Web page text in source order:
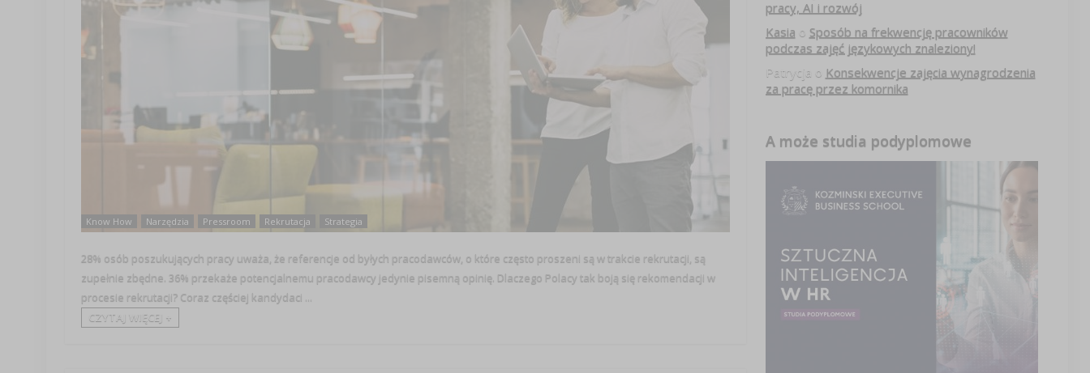
Know How Narzędzia Pressroom Rekrutacja Strategia
28% osób poszukujących pracy uważa, że referencje od byłych pracodawców, o które często proszeni są w trakcie rekrutacji, są
zupełnie zbędne. 36% przekaże potencjalnemu pracodawcy jedynie pisemną opinię. Dlaczego Polacy tak boją się rekomendacji w
procesie rekrutacji? Coraz częściej kandydaci ...
CZYTAJ WIĘCEJ +
pracy, AI i rozwój
Kasia o Sposób na frekwencję pracowników
podczas zajęć językowych znaleziony!
Patrycja o Konsekwencje zajęcia wynagrodzenia
za pracę przez komornika
A może studia podyplomowe